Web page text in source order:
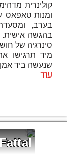
קולינרית
ומנות טאפאס
בערב,
סינרגיה של
מיד תרגישו
שנעשה ביד אמן
עוד